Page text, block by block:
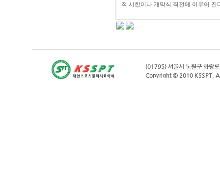
적 시합이나 개막식 직전에 이루어 진
(01795) 서울시 노원구 화랑
Copyright © 2010 KSSPT,